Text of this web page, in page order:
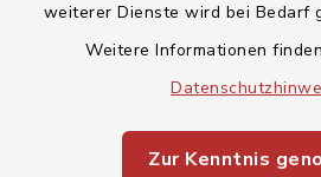
weiterer Dienste wird bei Bedarf
Weitere Informationen
Zur Kenntnis
Impressum
Cookie-